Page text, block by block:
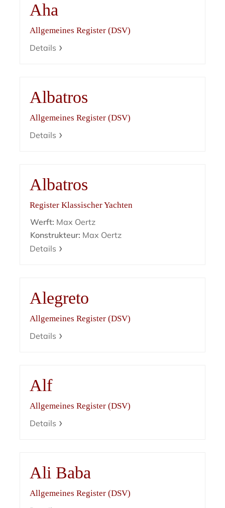
Aha
Allgemeines Register (DSV)
Details
Albatros
Allgemeines Register (DSV)
Details
Albatros
Register Klassischer Yachten
Werft: Max Oertz
Konstrukteur: Max Oertz
Details
Alegreto
Allgemeines Register (DSV)
Details
Alf
Allgemeines Register (DSV)
Details
Ali Baba
Allgemeines Register (DSV)